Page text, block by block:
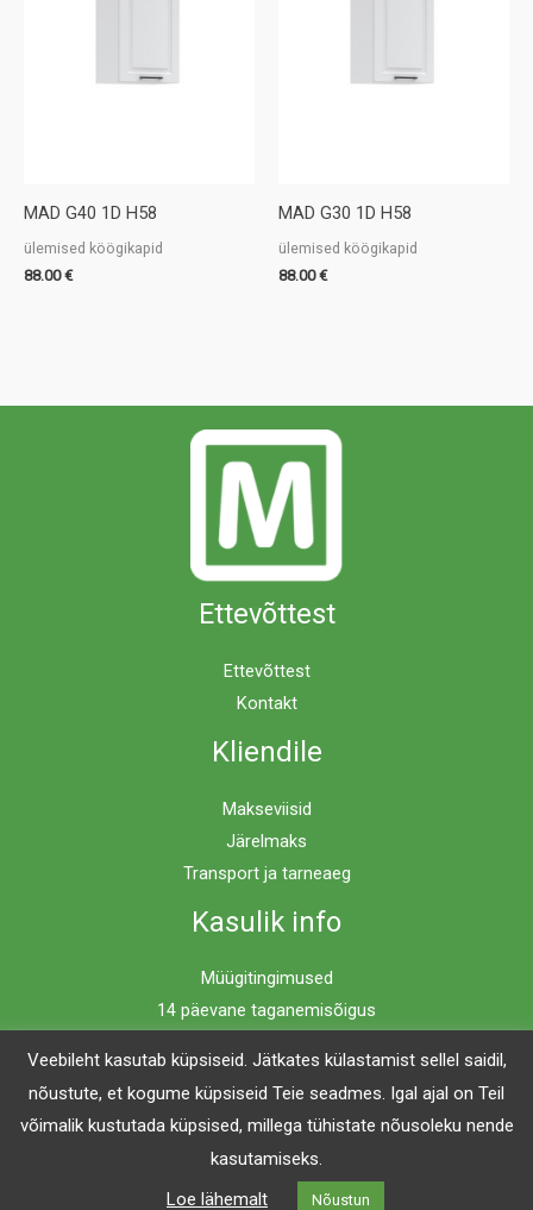
MAD G40 1D H58
ülemised köögikapid
88.00€
MAD G30 1D H58
ülemised köögikapid
88.00€
Ettevõttest
Ettevõttest
Kontakt
Kliendile
Makseviisid
Järelmaks
Transport ja tarneaeg
Kasulik info
Müügitingimused
14 päevane taganemisõigus
Copyright © 2026 Mööblimaailm | Powered by Mööblimaailm
Veebileht kasutab küpsiseid. Jätkates külastamist sellel saidil,
nõustute, et kogume küpsiseid Teie seadmes. Igal ajal on Teil
võimalik kustutada küpsised, millega tühistate nõusoleku nende
kasutamiseks.
Loe lähemalt
Nõustun